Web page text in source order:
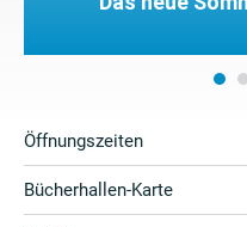
Öffnungszeiten
Bücherhallen-Karte